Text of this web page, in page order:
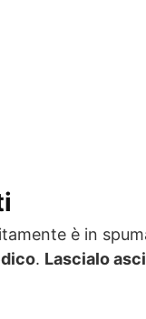
è in
. Lascialo